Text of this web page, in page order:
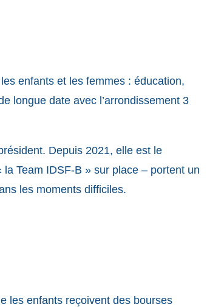
enfants et les femmes : éducation,
longue date avec l’arrondissement 3
Depuis 2021, elle est le
Team IDSF-B » sur place – portent un
les moments difficiles.
les enfants reçoivent des bourses